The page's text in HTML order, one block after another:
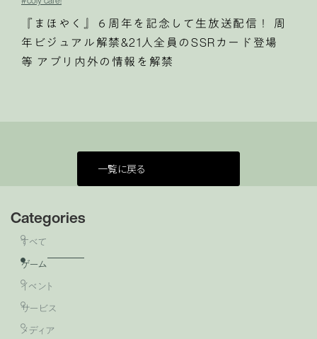
Categories
すべて
ゲーム
イベント
サービス
メディア
『まほやく』６周年を記念して生放送配信！ 周
年ビジュアル解禁&21人全員のSSRカード登場
等 アプリ内外の情報を解禁
一覧に戻る